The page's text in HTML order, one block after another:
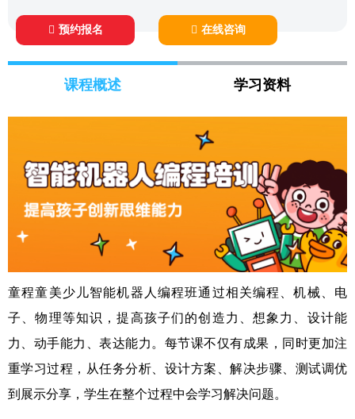
预约报名 在线咨询
课程概述 学习资料
童程童美少儿智能机器人编程班通过相关编程、机械、电
子、物理等知识，提高孩子们的创造力、想象力、设计能
力、动手能力、表达能力。每节课不仅有成果，同时更加注
重学习过程，从任务分析、设计方案、解决步骤、测试调优
到展示分享，学生在整个过程中会学习解决问题。